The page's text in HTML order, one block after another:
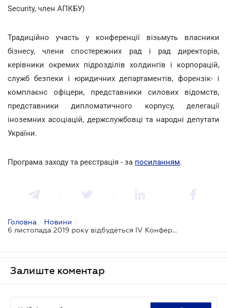
Security, член АПКБУ)
Традиційно участь у конференції візьмуть власники
бізнесу, члени спостережних рад і рад директорів,
керівники окремих підрозділів холдингів і корпорацій,
служб безпеки і юридичних департаментів, форензік- і
комплаєнс офіцери, представники силових відомств,
представники дипломатичного корпусу, делегації
іноземних асоціацій, держслужбовці та народні депутати
України.
Програма заходу та реєстрація - за посиланням.
Головна / Новини /
6 листопада 2019 року відбудеться IV Конференція «Корпоративна безпека»
Залиште коментар